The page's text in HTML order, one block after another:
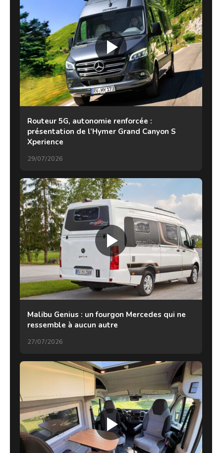
Routeur 5G, autonomie renforcée :
présentation de l’Hymer Grand Canyon S
Xperience
29/07/2026
Malibu Genius : un fourgon Mercedes qui ne
ressemble à aucun autre
27/07/2026